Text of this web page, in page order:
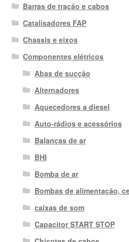
Barras de tração e cabos
Catalisadores FAP
Chassis e eixos
Componentes elétricos
Abas de sucção
Alternadores
Aquecedores a diesel
Auto-rádios e acessórios
Balanças de ar
BHI
Bomba de ar
Bombas de alimentação,
caixas de som
Capacitor START STOP